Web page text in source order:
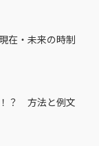
在・未来の時制
？ 方法と例文